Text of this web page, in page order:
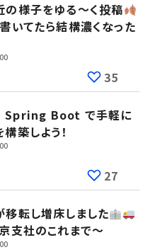
の様子をゆる～く投稿
いてたら結構濃くなった
35
Boot で手軽に
築しよう！
27
転し増床しました
支社のこれまで～